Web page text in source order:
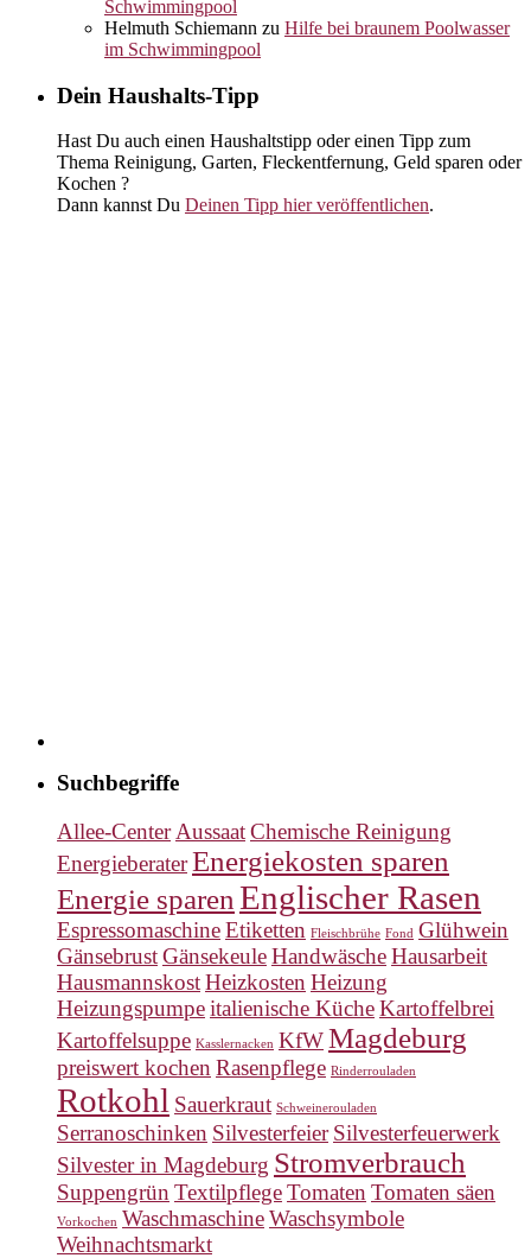
Schwimmingpool
Helmuth Schiemann zu Hilfe bei braunem Poolwasser
im Schwimmingpool
Dein Haushalts-Tipp
Hast Du auch einen Haushaltstipp oder einen Tipp zum
Thema Reinigung, Garten, Fleckentfernung, Geld sparen oder
Kochen ?
Dann kannst Du Deinen Tipp hier veröffentlichen.
Suchbegriffe
Allee-Center AussaatChemische Reinigung
EnergieberaterEnergiekosten sparen
Energie sparen Englischer Rasen
EspressomaschineEtiketten Fleischbrühe Fond Glühwein
GänsebrustGänsekeuleHandwäscheHausarbeit
HausmannskostHeizkosten Heizung
Heizungspumpeitalienische KücheKartoffelbrei
Kartoffelsuppe Kasslernacken KfWMagdeburg
preiswert kochen Rasenpflege Rinderrouladen
Rotkohl Sauerkraut Schweinerouladen
Serranoschinken Silvesterfeier Silvesterfeuerwerk
Silvester in Magdeburg Stromverbrauch
Suppengrün TextilpflegeTomaten Tomaten säen
Vorkochen WaschmaschineWaschsymbole
Weihnachtsmarkt